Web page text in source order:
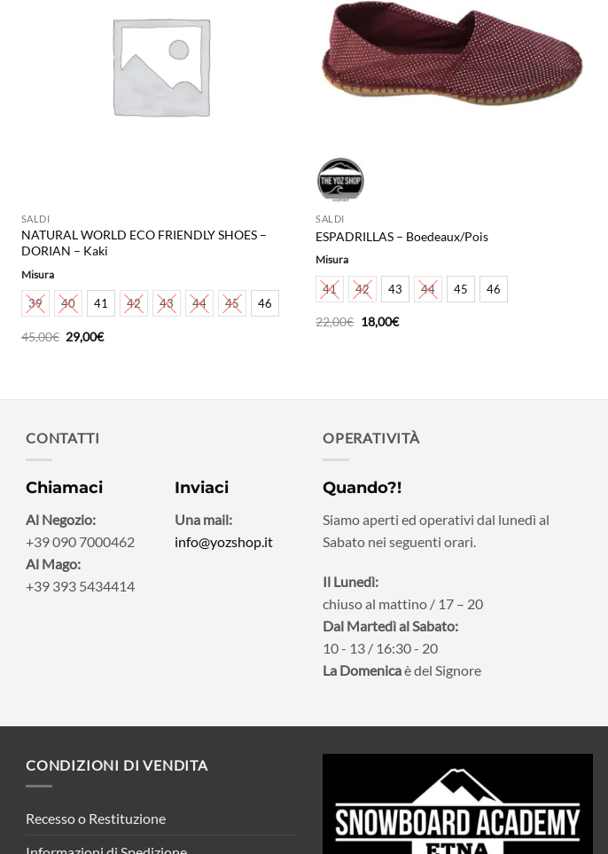
SALDI
NATURAL WORLD ECO FRIENDLY SHOES –
DORIAN – Kaki
Misura
39 40 41 42 43 44 45 46
45,00€ Il
prezzo
29,00€Il
SALDI
ESPADRILLAS – Boedeaux/Pois
Misura
41 42 43 44 45 46
22,00€ Il
prezzo
18,00€Il
CONTATTI
Chiamaci
Al Negozio:
+39 090 7000462
Al Mago:
+39 393 5434414
Inviaci
Una mail:
info@yozshop.it
OPERATIVITÀ
Quando?!
Siamo aperti ed operativi dal lunedì al
Sabato nei seguenti orari.
Il Lunedì:
chiuso al mattino / 17 – 20
Dal Martedì al Sabato:
10 - 13 / 16:30 - 20
La Domenicaè del Signore
CONDIZIONI DI VENDITA
Recesso o Restituzione